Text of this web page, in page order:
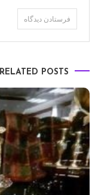
RELATED POSTS